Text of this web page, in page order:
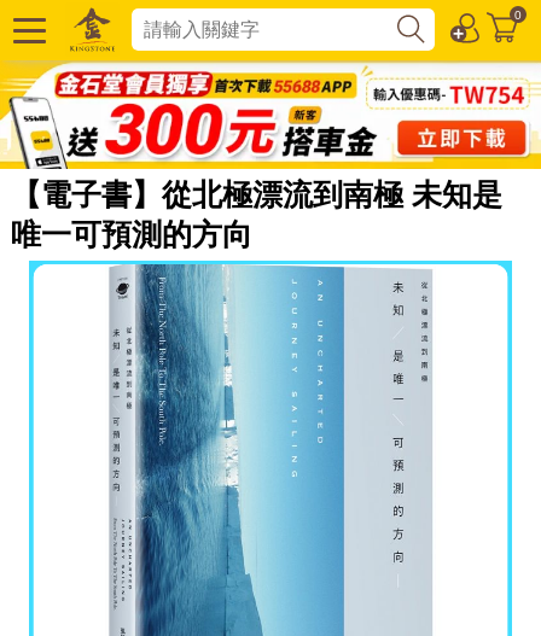
0
【電子書】從北極漂流到南極 未知是
唯一可預測的方向